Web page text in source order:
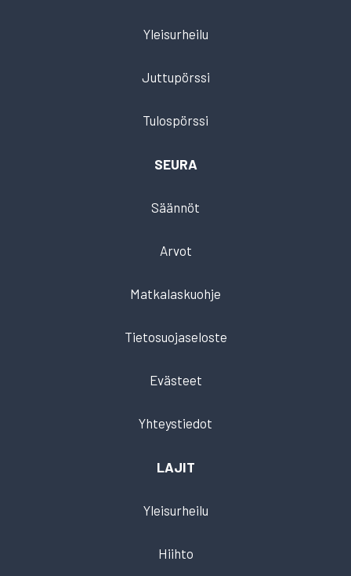
Yleisurheilu
Juttupörssi
Tulospörssi
SEURA
Säännöt
Arvot
Matkalaskuohje
Tietosuojaseloste
Evästeet
Yhteystiedot
LAJIT
Yleisurheilu
Hiihto